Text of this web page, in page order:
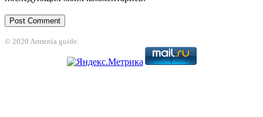
© 2020 Armenia guide.